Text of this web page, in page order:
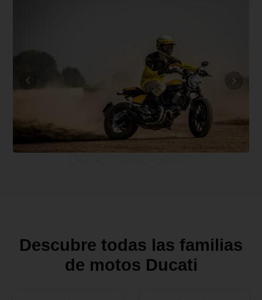
Descubre todas las familias
de motos Ducati